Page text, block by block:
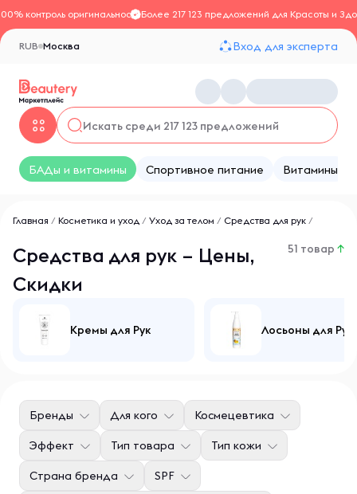
контроль оригинальностиБолее 217 123 предложений для Красоты и
Москва
RUB Вход для эксперта
БАДы и витамины Спортивное питание Витамины
Главная / Косметика и уход / Уход за телом / Средства для рук /
Средства для рук – Цены,
Скидки
51 товар ↑
Кремы для Рук Лосьоны для Рук
Бренды Для кого Космецевтика
Эффект Тип товара Тип кожи
Страна бренда SPF